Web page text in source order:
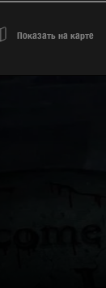
Показать на карте